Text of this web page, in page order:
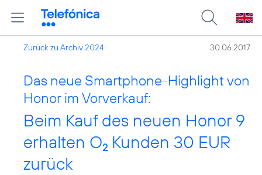
Zurück zu Archiv 2024 30.06.2017
Das neue Smartphone-Highlight von
Honor im Vorverkauf:
Beim Kauf des neuen Honor 9
erhalten O2 Kunden 30 EUR
zurück